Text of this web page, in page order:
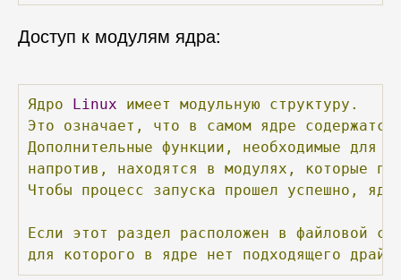
Доступ к модулям ядра:
Ядро Linux имеет модульную структуру.
Это
означает, что в самом ядре
содержатся
Дополнительные функции, необходимые для
напротив,
находятся в модулях, которые
Чтобы
процесс запуска прошел успешно,
Если этот раздел расположен в файловой
для
которого в ядре нет подходящего